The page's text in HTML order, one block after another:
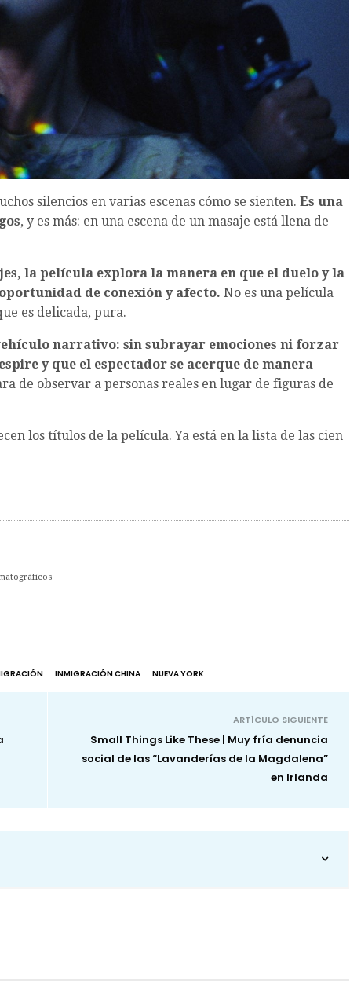
silencios en varias escenas cómo se sienten. Es una
, y es más: en una escena de un masaje está llena de
la película explora la manera en que el duelo y la
de conexión y afecto. No es una película
es delicada, pura.
narrativo: sin subrayar emociones ni forzar
y que el espectador se acerque de manera
de observar a personas reales en lugar de figuras de
los títulos de la película. Ya está en la lista de las cien
INMIGRACIÓN CHINA NUEVA YORK
ARTÍCULO SIGUIENTE
Small Things Like These | Muy fría denuncia
social de las “Lavanderías de la Magdalena”
en Irlanda